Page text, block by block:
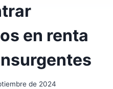
en renta
de 2024